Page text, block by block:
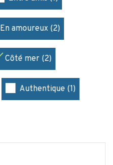
En amoureux (2)
Côté mer (2)
Authentique (1)